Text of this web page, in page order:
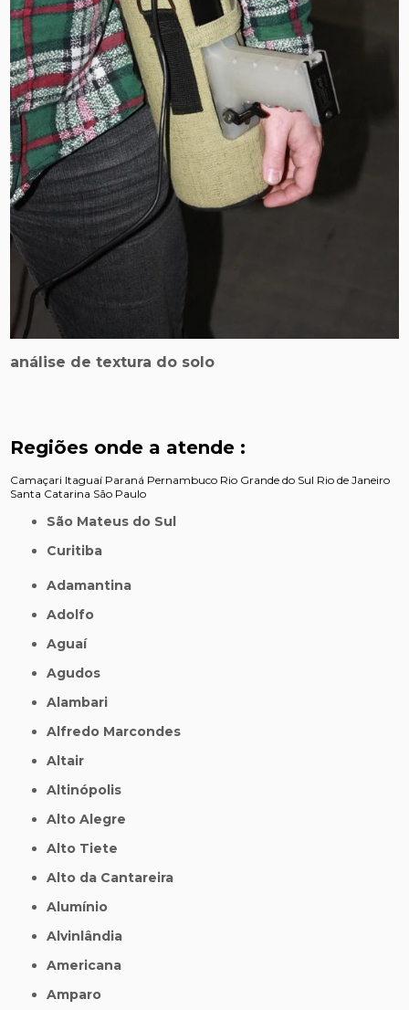
análise de textura do solo
Regiões onde a atende :
Camaçari Itaguaí Paraná Pernambuco Rio Grande do Sul Rio de Janeiro
Santa Catarina São Paulo
São Mateus do Sul
Curitiba
Adamantina
Adolfo
Aguaí
Agudos
Alambari
Alfredo Marcondes
Altair
Altinópolis
Alto Alegre
Alto Tiete
Alto da Cantareira
Alumínio
Alvinlândia
Americana
Amparo